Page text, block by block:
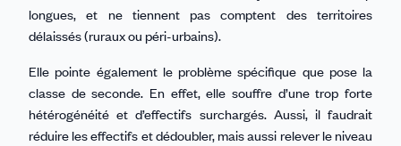
longues, et ne tiennent pas comptent des territoires
délaissés (ruraux ou péri-urbains).
Elle pointe également le problème spécifique que pose la
classe de seconde. En effet, elle souffre d’une trop forte
hétérogénéité et d’effectifs surchargés. Aussi, il faudrait
réduire les effectifs et dédoubler, mais aussi relever le niveau